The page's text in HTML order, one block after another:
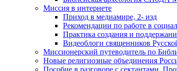
Миссия в интернете
Приход в медиамире, 2- изд
Рекомендации по работе в
Практика создания и
Видеоблоги священников
Миссионерский путеводитель по
Новые религиозные объединения